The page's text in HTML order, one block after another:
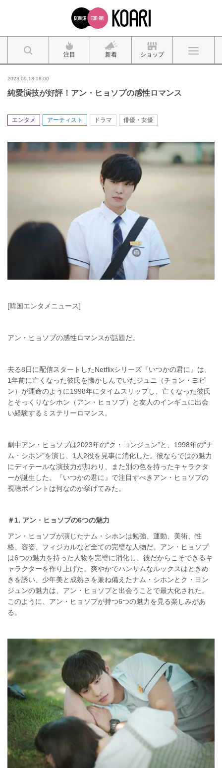
注目 新着 ショップ
2023.09.13 18:00
純愛演技が好評！アン・ヒョソプの感性ロマンス
エンタメ アーティスト ドラマ 俳優・女優
[韓国エンタメニュース]
アン・ヒョソプの感性ロマンスが話題だ。
去る8日に配信スタートしたNetflixシリーズ『いつかの君に』は、
1年前に亡くなった彼氏を懐かしんでいたジュニ（チョン・ヨビ
ン）が運命のように1998年にタイムスリップし、亡くなった彼氏
とそっくりなシホン（アン・ヒョソプ）と友人のインギュに出会
い経験するミステリーロマンス。
劇中アン・ヒョソプは2023年の“ク・ヨンジュン”と、1998年の“ナ
ム・シホン”を演じ、1人2役を見事に消化した。彼ならではの魅力
にディテールな演技力が加わり、また別の色を持ったキャラクタ
ーが誕生した。『いつかの君に』で注目すべきアン・ヒョソプの
視聴ポイントは何なのか挙げてみた。
＃1. アン・ヒョソプの6つの魅力
アン・ヒョソプが演じたナム・シホンは勉強、運動、美術、性
格、容姿、フィジカルなど全ての完璧な人物だ。アン・ヒョソプ
は6つの魅力を持った人物を完璧に消化し、彼だからこそできるキ
ャラクターを作り上げた。爽やかでハンサムなルックスはときめ
きを誘い、少年美と成熟さを兼ね備えたナム・シホンとク・ヨン
ジュンの魅力は、アン・ヒョソプと出会うことで最大化された。
このように、アン・ヒョソプが持つ6つの魅力を見る楽しみがあ
る。